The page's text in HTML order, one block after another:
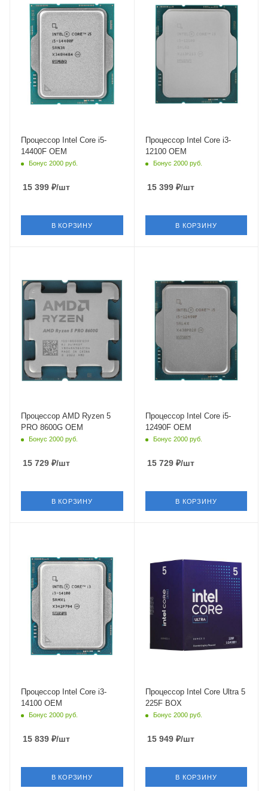
Ядро
Intel Raptor Lake-S
Максимальная частота в
турбо режиме
4.7 ГГц
Встроенный контроллер
PCI Express
PCIe 5.0
Процессор Intel Core i5-
14400F OEM
Бонус 2000 руб.
15 399 ₽/шт
В КОРЗИНУ
Intel Alder Lake-S
Максимальная частота в
4.3 ГГц
Встроенный контроллер
PCI Express
PCIe 5.0
Процессор Intel Core i3-
12100 OEM
Бонус 2000 руб.
15 399₽/шт
В КОРЗИНУ
Ядро
AMD Phoenix
Максимальная частота в
турбо режиме
5 ГГц
Встроенный контроллер
PCI Express
PCIe 4.0
Процессор AMD Ryzen 5
PRO 8600G OEM
Бонус 2000 руб.
15 729 ₽/шт
В КОРЗИНУ
Intel Alder Lake-S
Максимальная частота в
турбо режиме
4.6 ГГц
Встроенный контроллер
PCI Express
PCIe 5.0
Процессор Intel Core i5-
12490F OEM
Бонус 2000 руб.
15 729₽/шт
В КОРЗИНУ
Ядро
Intel Raptor Lake-R
Максимальная частота в
турбо режиме
4.7 ГГц
Встроенный контроллер
PCI Express
PCIe 5.0
Процессор Intel Core i3-
14100 OEM
Бонус 2000 руб.
15 839 ₽/шт
В КОРЗИНУ
Ядро
Intel Arrow Lake-S
Максимальная частота в
турбо режиме
4.9 ГГц
PCI Express
Процессор Intel Core Ultra 5
225F BOX
Бонус 2000 руб.
15 949₽/шт
В КОРЗИНУ